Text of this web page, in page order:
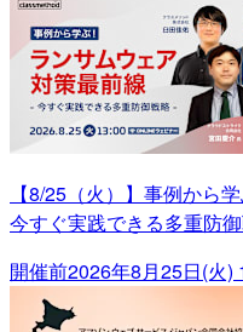
【8/25（火）】事例から
今すぐ実践できる多重防
開催前2026年8月25日(火)